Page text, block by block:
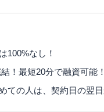
100%なし！
！最短20分で融資可能
ての人は、契約日の翌